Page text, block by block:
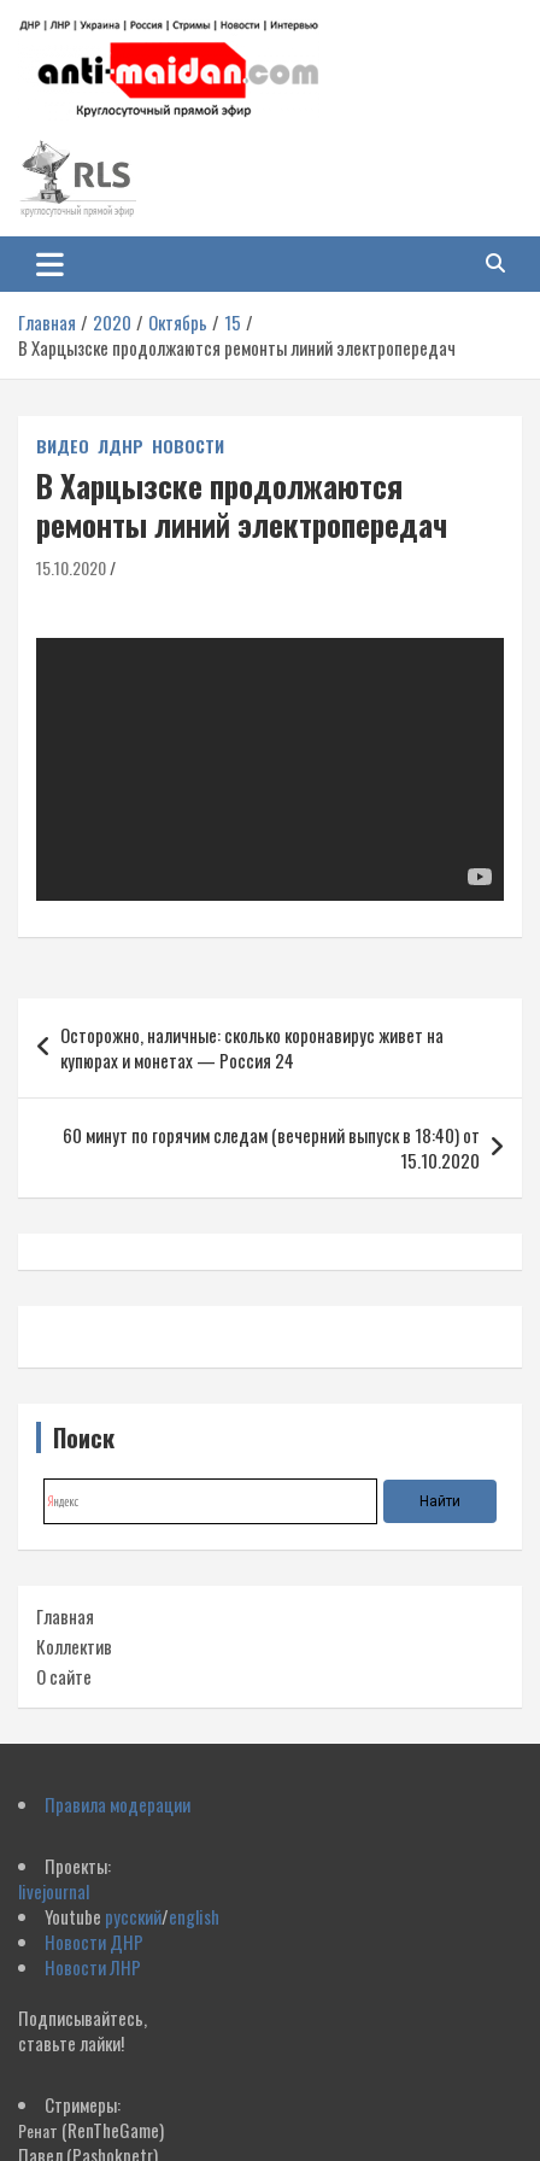
содержимому
Антимайдан: Гражданская война
на Украине
гражданской войне на Украине, включая события в Новороссии, ДНР,
ЛНР и других регионах.
Главная 2020 Октябрь
15
В Харцызске продолжаются ремонты линий электропередач
ВИДЕО ЛДНР НОВОСТИ
В Харцызске продолжаются
ремонты линий электропередач
15.10.2020
по
записям
Осторожно, наличные: сколько коронавирус живет на
купюрах и монетах — Россия 24
60 минут по горячим следам (вечерний выпуск в 18:40) от
15.10.2020
Поиск
Главная
Коллектив
О сайте
Правила модерации
Проекты:
livejournal
Youtube русский/english
Новости ДНР
Новости ЛНР
Подписывайтесь,
ставьте лайки!
Стримеры:
Ренат (RenTheGame)
Павел(Pashokpetr)